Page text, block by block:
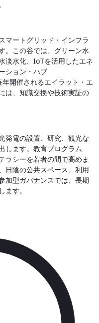
マートグリッド・インフラ
。この谷では、グリーン水
淡水化、IoTを活用したエネ
ション・ハブ
開催されるエイラット・エ
は、知識交換や技術実証の
発電の設置、研究、観光な
します。教育プログラム
ラシーを若者の間で高めま
日陰の公共スペース、利用
加型ガバナンスでは、長期
す。